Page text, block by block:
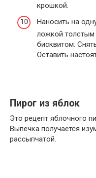
крошкой.
Наносить на
ложкой толстым
бисквитом.
Оставить
Пирог из яблок
Это рецепт яблочного
Выпечка получается
рассыпчатой.